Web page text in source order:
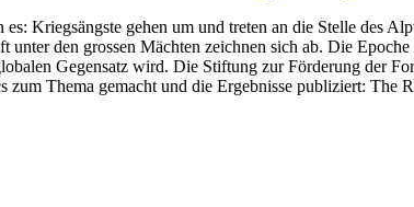
Kriegsängste gehen um und treten an die Stelle des
unter den grossen Mächten zeichnen sich ab. Die
Gegensatz wird. Die Stiftung zur Förderung der
zum Thema gemacht und die Ergebnisse publiziert: